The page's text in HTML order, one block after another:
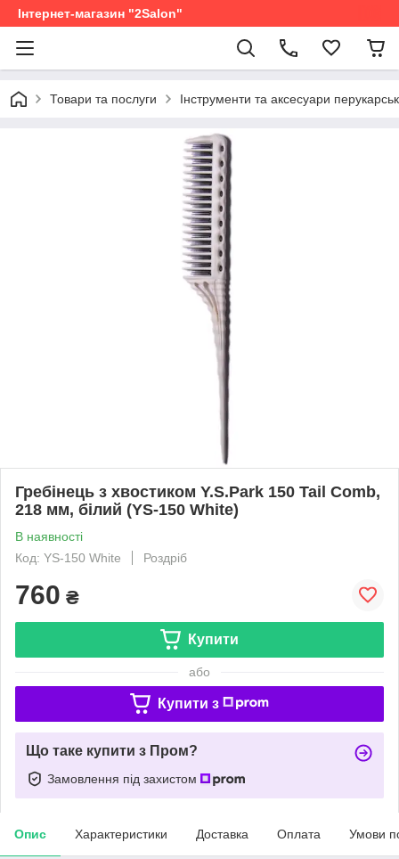
Інтернет-магазин "2Salon"
Товари та послуги Інструменти та аксесуари
Гребінець з хвостиком Y.S.Park 150 Tail Comb,
218 мм, білий (YS-150 White)
В наявності
Код: YS-150 White
Роздріб
760 ₴
Купити
або
Купити з
Що таке купити з Пром?
Замовлення під захистом
Опис Характеристики Доставка Оплата Умови